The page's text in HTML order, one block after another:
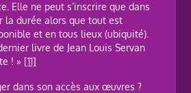
Elle ne peut s’inscrire que dans
la durée alors que tout est
et en tous lieux (ubiquité).
livre de Jean Louis Servan
! » [11]
dans son accès aux œuvres ?